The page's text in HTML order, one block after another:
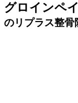
グロインペ
のリプラス整骨